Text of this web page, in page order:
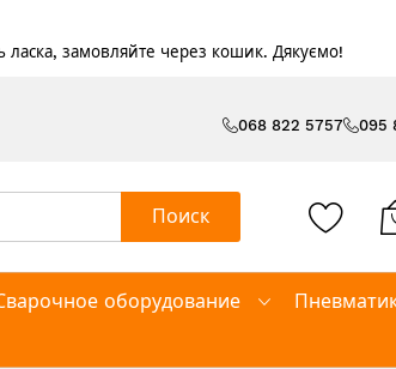
ласка, замовляйте через кошик. Дякуємо!
068 822 5757 095
Поиск
оборудование